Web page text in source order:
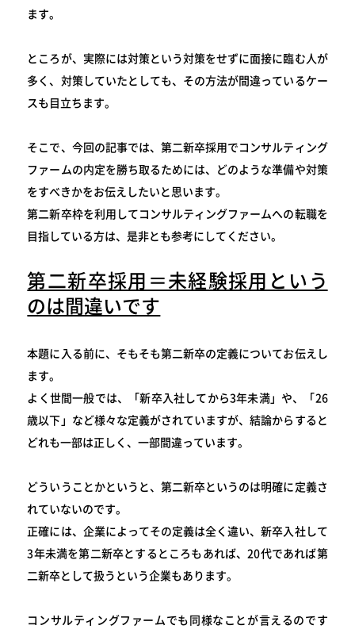
ます。
ところが、実際には対策という対策をせずに面接に臨む人が
多く、対策していたとしても、その方法が間違っているケー
スも目立ちます。
そこで、今回の記事では、第二新卒採用でコンサルティング
ファームの内定を勝ち取るためには、どのような準備や対策
をすべきかをお伝えしたいと思います。
第二新卒枠を利用してコンサルティングファームへの転職を
目指している方は、是非とも参考にしてください。
第二新卒採用＝未経験採用という
のは間違いです
本題に入る前に、そもそも第二新卒の定義についてお伝えし
ます。
よく世間一般では、「新卒入社してから3年未満」や、「26
歳以下」など様々な定義がされていますが、結論からすると
どれも一部は正しく、一部間違っています。
どういうことかというと、第二新卒というのは明確に定義さ
れていないのです。
正確には、企業によってその定義は全く違い、新卒入社して
3年未満を第二新卒とするところもあれば、20代であれば第
二新卒として扱うという企業もあります。
コンサルティングファームでも同様なことが言えるのです